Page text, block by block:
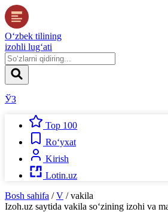
O‘zbek tilining
izohli lug‘ati
ЎЗ
Top 100
Ro‘yxat
Kirish
Lotin.uz
Bosh sahifa / V / vakila
Izoh.uz saytida vakila so‘zining izohi va